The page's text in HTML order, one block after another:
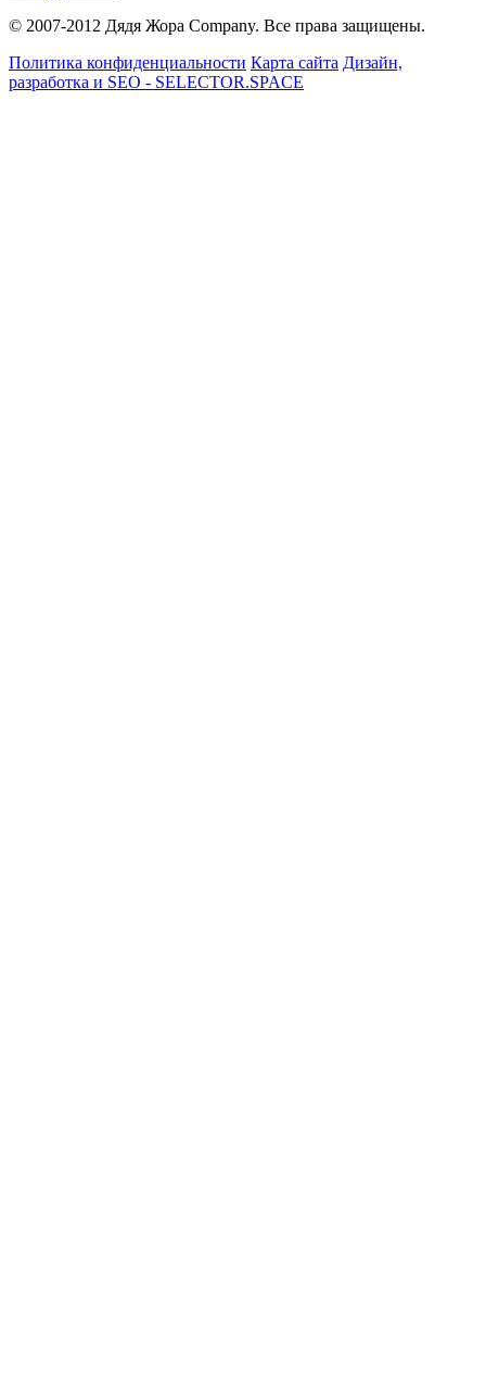
© 2007-2012 Дядя Жора Company. Все права защищены.
Политика конфиденциальности Карта сайта Дизайн,
разработка и SEO - SELECTOR.SPACE